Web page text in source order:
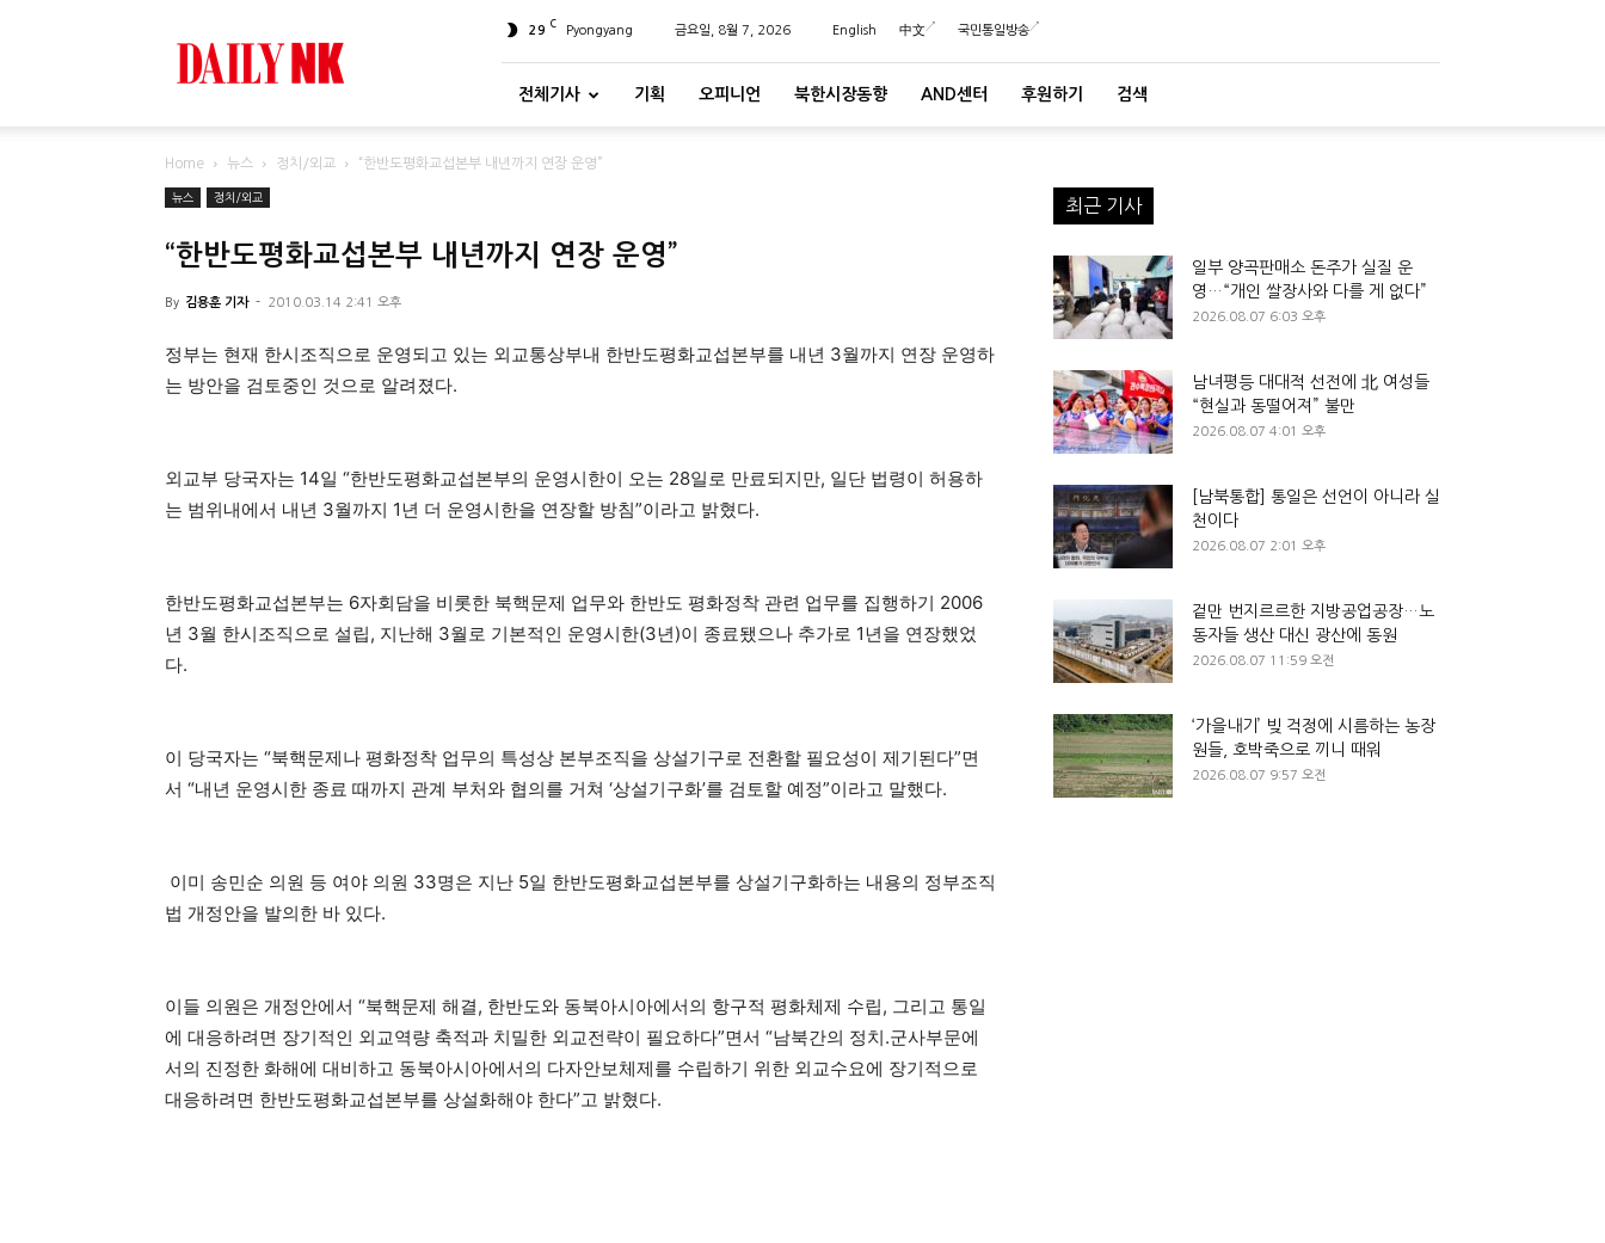
29 C Pyongyang 금요일, 8월 7, 2026 English 中文 국민통일방송
전체기사 기획 오피니언 북한시장동향 AND센터 후원하기 검색
Home 뉴스 정치/외교 “한반도평화교섭본부 내년까지 연장 운영”
뉴스 정치/외교
“한반도평화교섭본부 내년까지 연장 운영”
By 김용훈 기자 - 2010.03.14 2:41 오후
정부는 현재 한시조직으로 운영되고 있는 외교통상부내 한반도평화교섭본부를 내년 3월까지 연장 운영하
는 방안을 검토중인 것으로 알려졌다.
외교부 당국자는 14일 “한반도평화교섭본부의 운영시한이 오는 28일로 만료되지만, 일단 법령이 허용하
는 범위내에서 내년 3월까지 1년 더 운영시한을 연장할 방침”이라고 밝혔다.
한반도평화교섭본부는 6자회담을 비롯한 북핵문제 업무와 한반도 평화정착 관련 업무를 집행하기 2006
년 3월 한시조직으로 설립, 지난해 3월로 기본적인 운영시한(3년)이 종료됐으나 추가로 1년을 연장했었
다.
이 당국자는 “북핵문제나 평화정착 업무의 특성상 본부조직을 상설기구로 전환할 필요성이 제기된다”면
서 “내년 운영시한 종료 때까지 관계 부처와 협의를 거쳐 ‘상설기구화’를 검토할 예정”이라고 말했다.
이미 송민순 의원 등 여야 의원 33명은 지난 5일 한반도평화교섭본부를 상설기구화하는 내용의 정부조직
법 개정안을 발의한 바 있다.
이들 의원은 개정안에서 “북핵문제 해결, 한반도와 동북아시아에서의 항구적 평화체제 수립, 그리고 통일
에 대응하려면 장기적인 외교역량 축적과 치밀한 외교전략이 필요하다”면서 “남북간의 정치.군사부문에
서의 진정한 화해에 대비하고 동북아시아에서의 다자안보체제를 수립하기 위한 외교수요에 장기적으로
대응하려면 한반도평화교섭본부를 상설화해야 한다”고 밝혔다.
최근 기사
일부 양곡판매소 돈주가 실질 운
영…“개인 쌀장사와 다를 게 없다”
2026.08.07 6:03 오후
남녀평등 대대적 선전에 北 여성들
“현실과 동떨어져” 불만
2026.08.07 4:01 오후
[남북통합] 통일은 선언이 아니라 실
천이다
2026.08.07 2:01 오후
겉만 번지르르한 지방공업공장…노
동자들 생산 대신 광산에 동원
2026.08.07 11:59 오전
‘가을내기’ 빚 걱정에 시름하는 농장
원들, 호박죽으로 끼니 때워
2026.08.07 9:57 오전